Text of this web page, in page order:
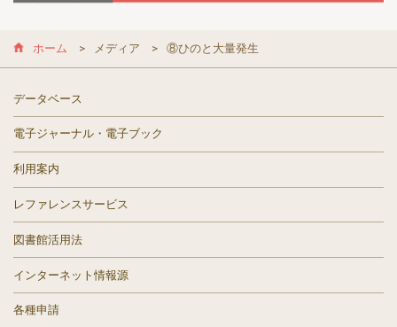
ホーム メディア ⑧ひのと大量発生
データベース
電子ジャーナル・電子ブック
利用案内
レファレンスサービス
図書館活用法
インターネット情報源
各種申請